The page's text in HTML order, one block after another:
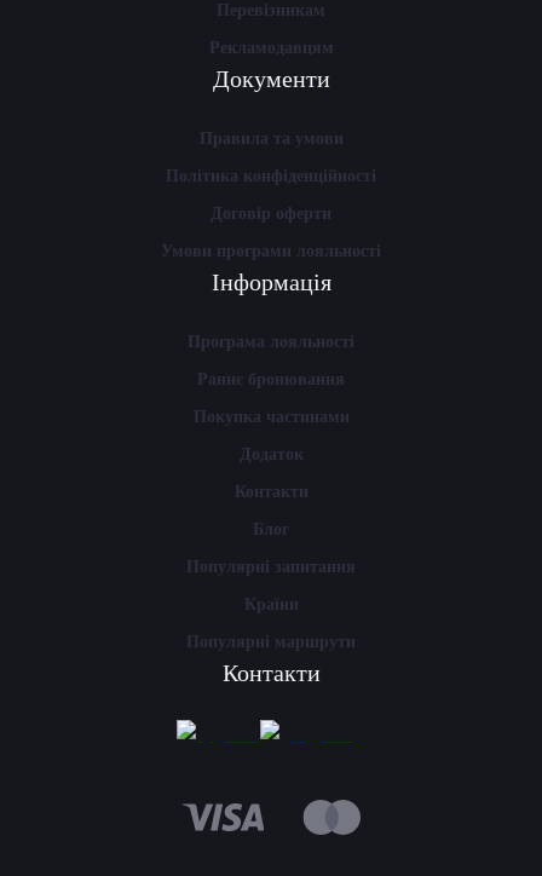
Перевізникам
Рекламодавцям
Документи
Правила та умови
Політика конфіденційності
Договір оферти
Умови програми лояльності
Інформація
Програма лояльності
Раннє бронювання
Покупка частинами
Додаток
Контакти
Блог
Популярні запитання
Країни
Популярні маршрути
Контакти